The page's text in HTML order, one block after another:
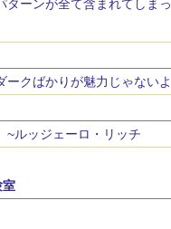
ターンが全て含まれてしまっ
ークばかりが魅力じゃないよ
~ルッジェーロ・リッチ
室